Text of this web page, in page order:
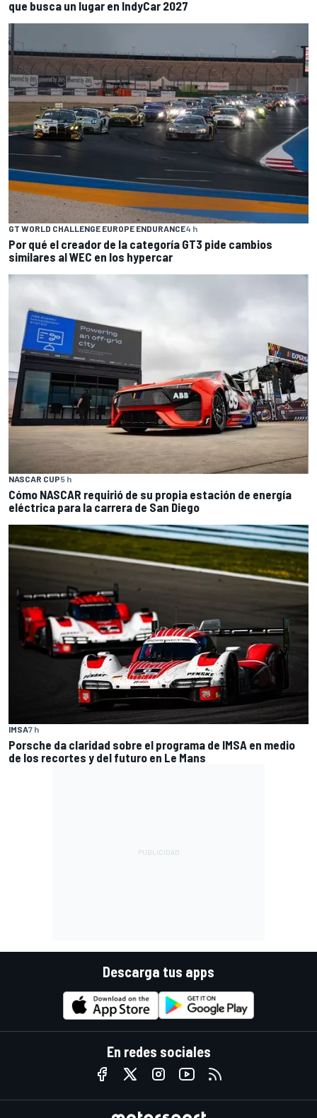
que busca un lugar en IndyCar 2027
GT WORLD CHALLENGE EUROPE ENDURANCE4 h
Por qué el creador de la categoría GT3 pide cambios
similares al WEC en los hypercar
NASCAR CUP5 h
Cómo NASCAR requirió de su propia estación de energía
eléctrica para la carrera de San Diego
IMSA7 h
Porsche da claridad sobre el programa de IMSA en medio
de los recortes y del futuro en Le Mans
Descarga tus apps
En redes sociales